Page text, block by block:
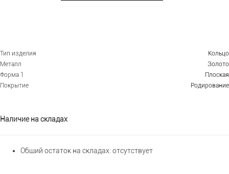
Тип изделия
Кольцо
Металл
Золото
Форма 1
Плоская
Покрытие
Родирование
Наличие на складах
Общий остаток на складах: отсутствует